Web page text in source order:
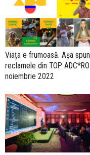
Viața e frumoasă. Așa spun
reclamele din TOP ADC*RO
noiembrie 2022